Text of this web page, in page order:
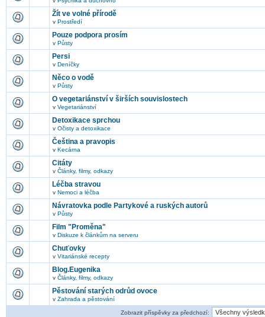
Žít ve volné přírodě
v Prostředí
Pouze podpora prosím
v Půsty
Persi
v Deníčky
Něco o vodě
v Půsty
O vegetariánství v širších souvislostech
v Vegetariánství
Detoxikace sprchou
v Očisty a detoxikace
Čeština a pravopis
v Kecárna
Citáty
v Články, filmy, odkazy
Léčba stravou
v Nemoci a léčba
Návratovka podle Partykové a ruských autorů
v Půsty
Film "Proměna"
v Diskuze k článkům na serveru
Chuťovky
v Vitariánské recepty
Blog.Eugenika
v Články, filmy, odkazy
Pěstování starých odrůd ovoce
v Zahrada a pěstování
Zobrazit příspěvky za předchozí: